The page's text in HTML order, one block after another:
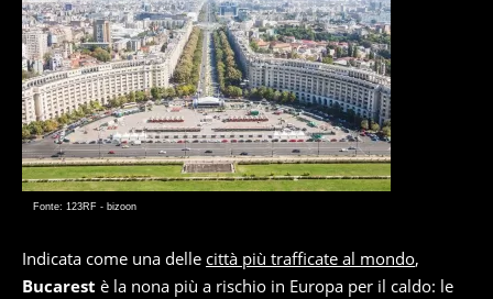
Fonte: 123RF - bizoon
Indicata come una delle città più trafficate al mondo,
Bucarest è la nona più a rischio in Europa per il caldo: le